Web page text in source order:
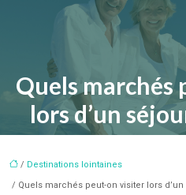
Quels
lors d’un
/ Destinations lointaines
/ Quels marchés peut-on visiter lors d’un